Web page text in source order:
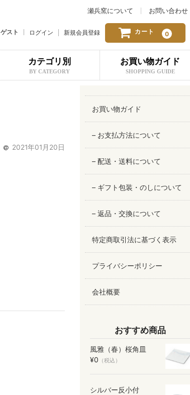
瀬兵窯について お問い合わせ
ゲスト ログイン 新規会員登録 カート 0
カテゴリ別
BY CATEGORY
お買い物ガイド
SHOPPING GUIDE
2021年01月20日
お買い物ガイド
– お支払方法について
– 配送・送料について
– ギフト包装・のしについて
– 返品・交換について
特定商取引法に基づく表示
プライバシーポリシー
会社概要
おすすめ商品
風雅（春）桜角皿
¥0 （税込）
シルバー反小付